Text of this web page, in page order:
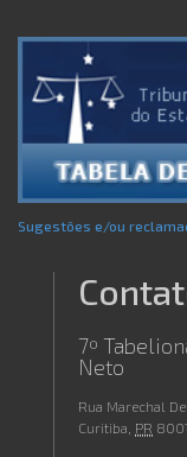
Sugestões e/ou
7º
Neto
Rua Marechal
Curitiba PR